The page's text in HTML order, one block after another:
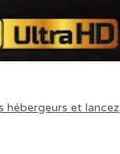
hébergeurs et lancez